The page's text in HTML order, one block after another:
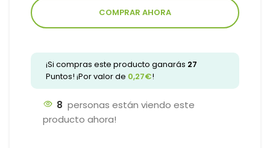
COMPRAR AHORA
¡Si compras este producto ganarás 27
Puntos! ¡Por valor de 0,27€!
8 personas están viendo este
producto ahora!